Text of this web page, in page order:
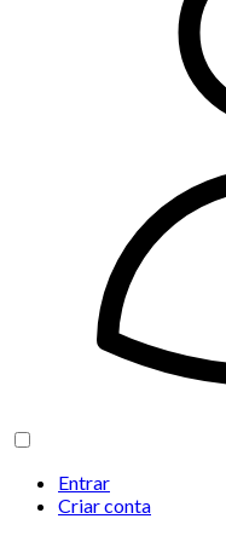
Entrar
Criar conta